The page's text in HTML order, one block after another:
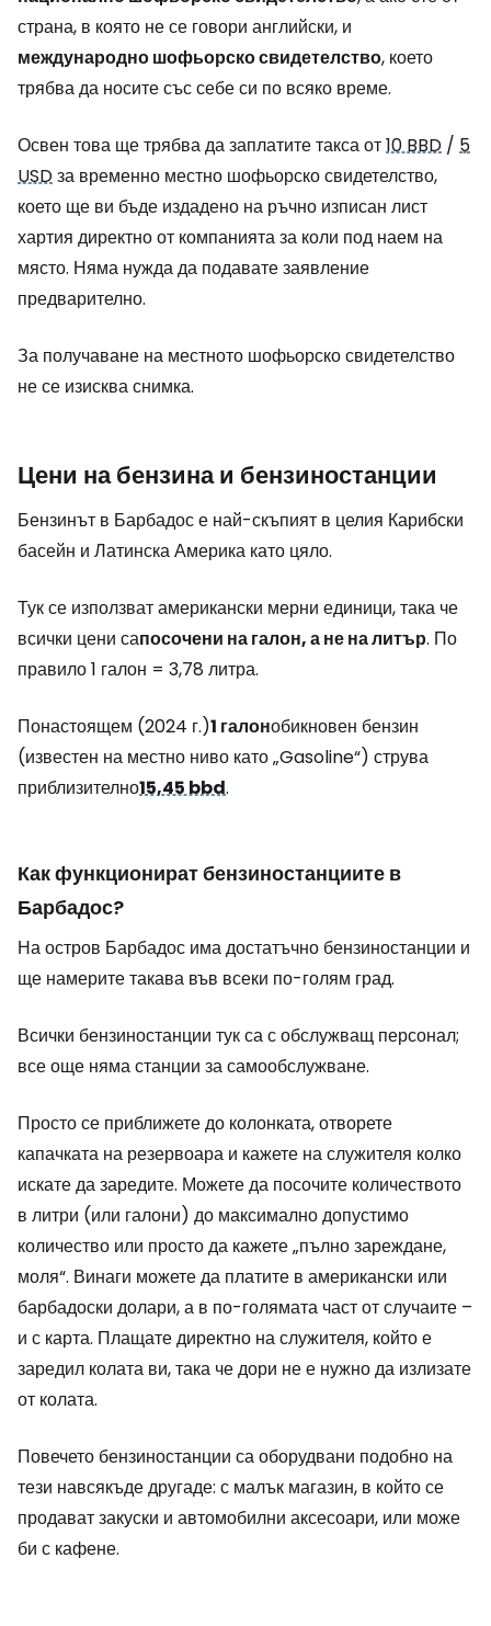
страна, в която не се говори английски, и
международно шофьорско свидетелство, което
трябва да носите със себе си по всяко време.
Освен това ще трябва да заплатите такса от10 BBD / 5
USDза временно местно шофьорско свидетелство,
което ще ви бъде издадено на ръчно изписан лист
хартия директно от компанията за коли под наем на
място. Няма нужда да подавате заявление
предварително.
За получаване на местното шофьорско свидетелство
не се изисква снимка.
Цени на бензина и бензиностанции
Бензинът в Барбадос е най-скъпият в целия Карибски
басейн и Латинска Америка като цяло.
Тук се използват американски мерни единици, така че
всички цени сапосочени на галон, а не на литър. По
правило 1 галон = 3,78 литра.
Понастоящем (2024 г.)1 галонобикновен бензин
(известен на местно ниво като „Gasoline“) струва
приблизително15,45 bbd.
Как функционират бензиностанциите в
Барбадос?
На остров Барбадос има достатъчно бензиностанции и
ще намерите такава във всеки по-голям град.
Всички бензиностанции тук са с обслужващ персонал;
все още няма станции за самообслужване.
Просто се приближете до колонката, отворете
капачката на резервоара и кажете на служителя колко
искате да заредите. Можете да посочите количеството
в литри (или галони) до максимално допустимо
количество или просто да кажете „пълно зареждане,
моля“. Винаги можете да платите в американски или
барбадоски долари, а в по-голямата част от случаите –
и с карта. Плащате директно на служителя, който е
заредил колата ви, така че дори не е нужно да излизате
от колата.
Повечето бензиностанции са оборудвани подобно на
тези навсякъде другаде: с малък магазин, в който се
продават закуски и автомобилни аксесоари, или може
би с кафене.